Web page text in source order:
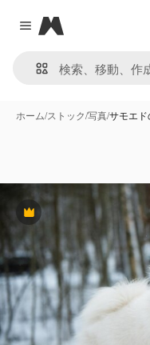
Close menu
Magnific
ホーム/ストック/写真/サモエ
Premium